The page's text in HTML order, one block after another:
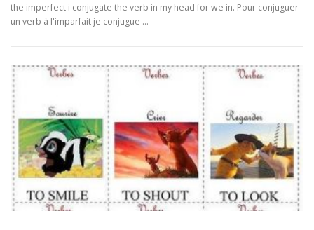
the imperfect i conjugate the verb in my head for we in. Pour conjuguer
un verb à l'imparfait je conjugue …